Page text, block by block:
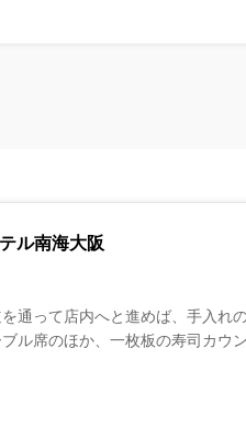
ル南海大阪
通って店内へと進めば、手入れ
ル席のほか、一枚板の寿司カウ
に、その季節の旬をだしにこだわ
静謐な雰囲気とともに、上質なサ